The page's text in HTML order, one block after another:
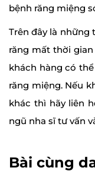
bệnh răng miệng
Trên đây là những
răng mất thời gian
khách hàng có
răng miệng. Nếu
khác thì hãy liên
ngũ nha sĩ tư vấn
Bài cùng